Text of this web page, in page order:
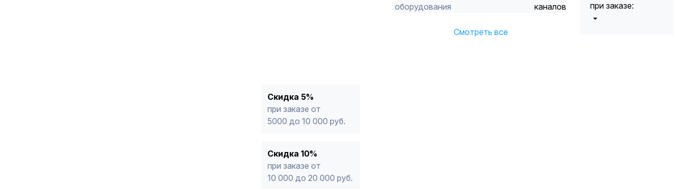
оборудования
каналов
Смотреть все
при заказе:
Скидка 5%
при заказе от
5000 до 10 000 руб.
Скидка 10%
при заказе от
10 000 до 20 000 руб.